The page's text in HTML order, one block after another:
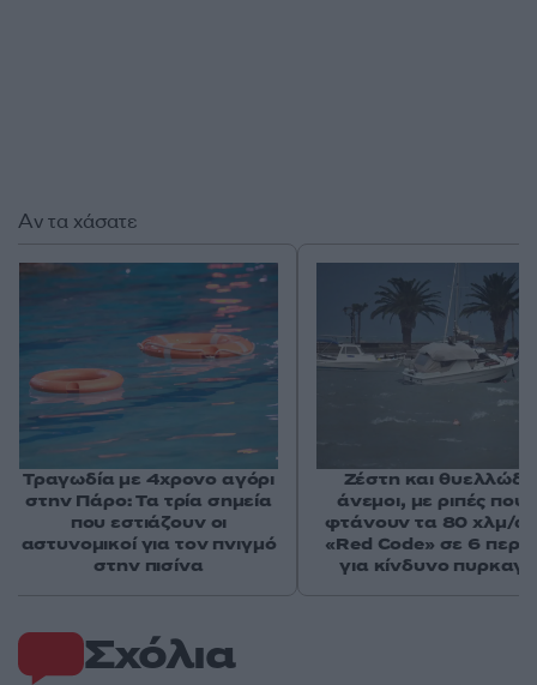
Σχόλια
Αν τα χάσατε
Τραγωδία με 4χρονο αγόρι
στην Πάρο: Τα τρία σημεία
που εστιάζουν οι
αστυνομικοί για τον πνιγμό
στην πισίνα
Ζέστη και
άνεμοι, με ριπές που
φτάνουν τα 80 χλμ/
«Red Code» σε 6
για κίνδυνο